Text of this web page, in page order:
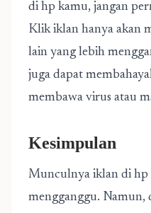
di hp kamu, jangan
Klik iklan hanya akan
lain yang lebih
juga dapat
membawa virus atau
Kesimpulan
Munculnya iklan di hp
mengganggu. Namun,